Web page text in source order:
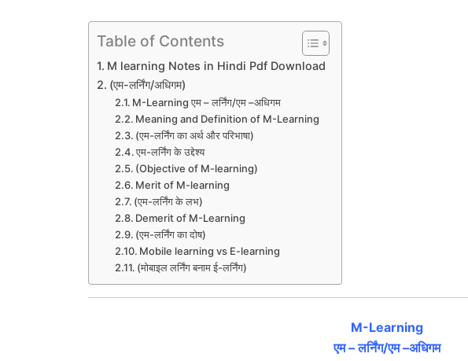
Table of Contents
M learning Notes in Hindi Pdf Download
(एम-लर्निंग/अधिगम)
M-Learning एम – लर्निंग/एम –अधिगम
Meaning and Definition of M-Learning
(एम-लर्निंग का अर्थ और परिभाषा)
एम-लर्निंग के उद्देश्य
(Objective of M-learning)
Merit of M-learning
(एम-लर्निंग के लभ)
Demerit of M-Learning
(एम-लर्निंग का दोष)
Mobile learning vs E-learning
(मोबाइल लर्निंग बनाम ई-लर्निंग)
M-Learning
एम – लर्निंग/एम –अधिगम